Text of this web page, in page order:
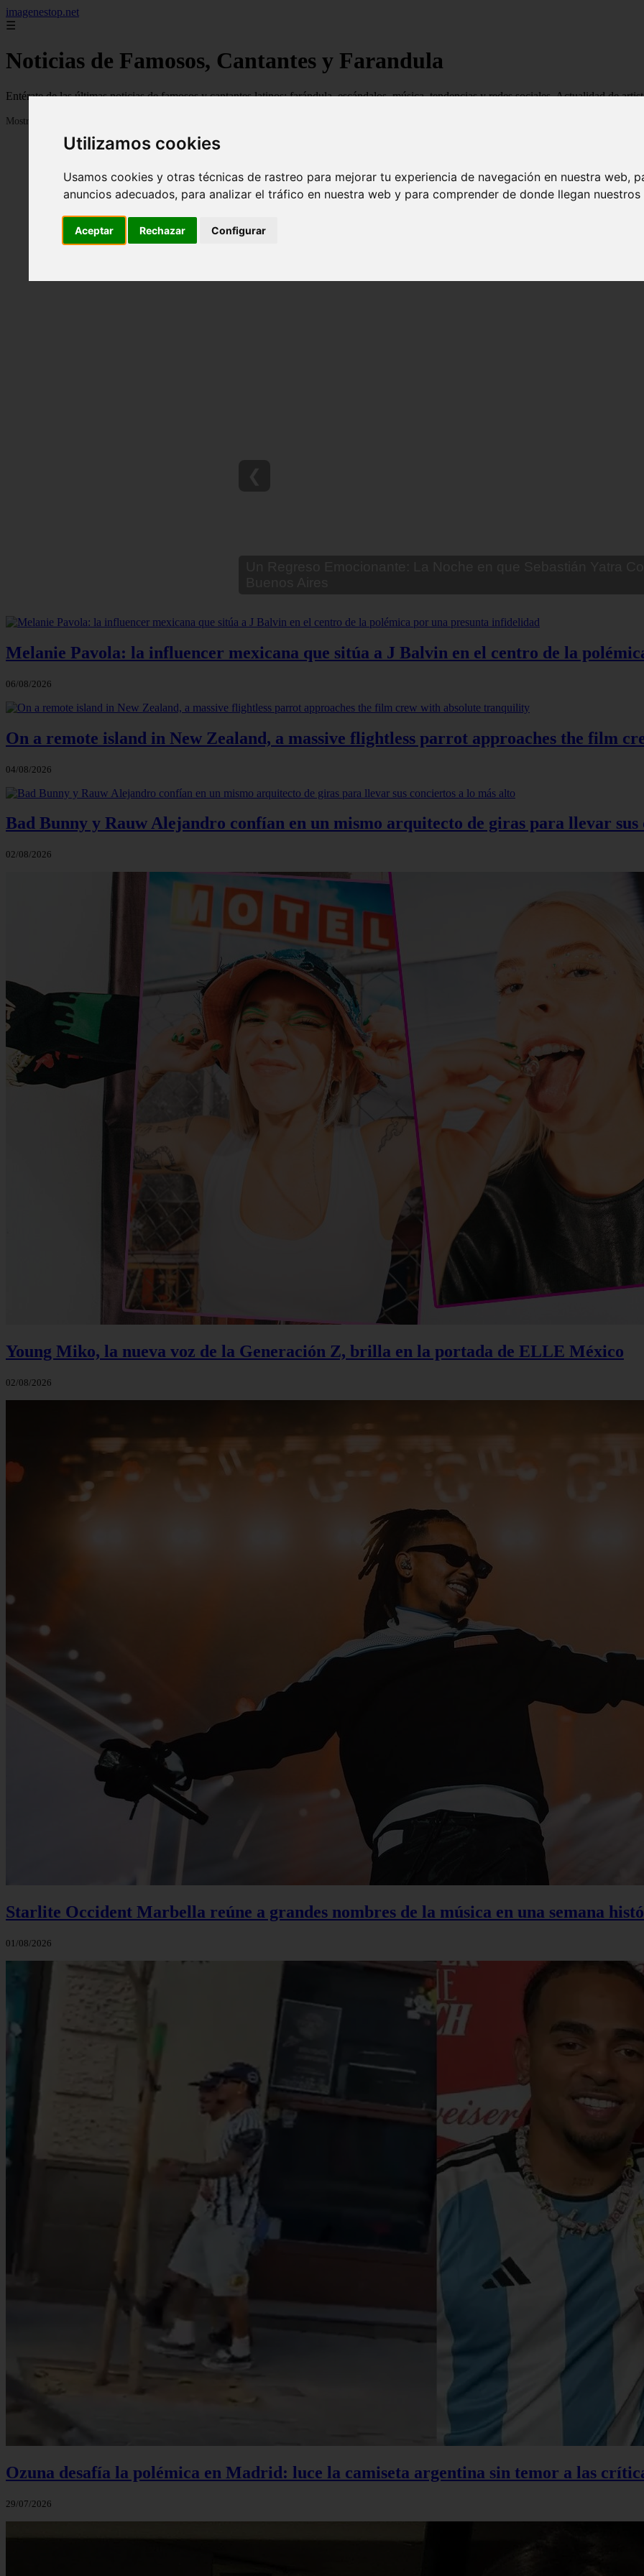
Utilizamos cookies
Usamos cookies y otras técnicas de rastreo para mejorar tu experiencia de navegación en nuestra web,
anuncios adecuados, para analizar el tráfico en nuestra web y para comprender de donde llegan
Aceptar Rechazar Configurar
imagenestop.net
☰
Noticias de Famosos, Cantantes y Farandula
Entérate de las últimas noticias de famosos y cantantes latinos: farándula, escándalos, música, tendencias y redes sociales. Actualidad de
Mostrando 1 - 24 de 1586 artículos
Melanie Pavola: la influencer mexicana que sitúa a J Balvin en el centro de la
06/08/2026
On a remote island in New Zealand, a massive flightless parrot approaches the film
04/08/2026
Bad Bunny y Rauw Alejandro confían en un mismo arquitecto de giras para llevar sus
02/08/2026
Young Miko, la nueva voz de la Generación Z, brilla en la portada de ELLE México
02/08/2026
Starlite Occident Marbella reúne a grandes nombres de la música en una semana
01/08/2026
Ozuna desafía la polémica en Madrid: luce la camiseta argentina sin temor a las
29/07/2026